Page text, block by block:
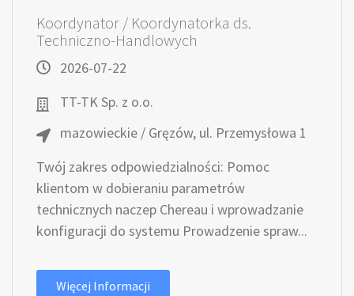
Koordynator / Koordynatorka ds.
Techniczno-Handlowych
2026-07-22
TT-TK Sp. z o.o.
mazowieckie / Gręzów, ul. Przemysłowa 1
Twój zakres odpowiedzialności: Pomoc
klientom w dobieraniu parametrów
technicznych naczep Chereau i wprowadzanie
konfiguracji do systemu Prowadzenie spraw...
Więcej Informacji